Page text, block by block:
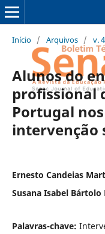
Início / Arquivos / v.
Alunos do
profissional
Portugal
intervenção
Ernesto Candeias
Susana Isabel
Palavras-chave: